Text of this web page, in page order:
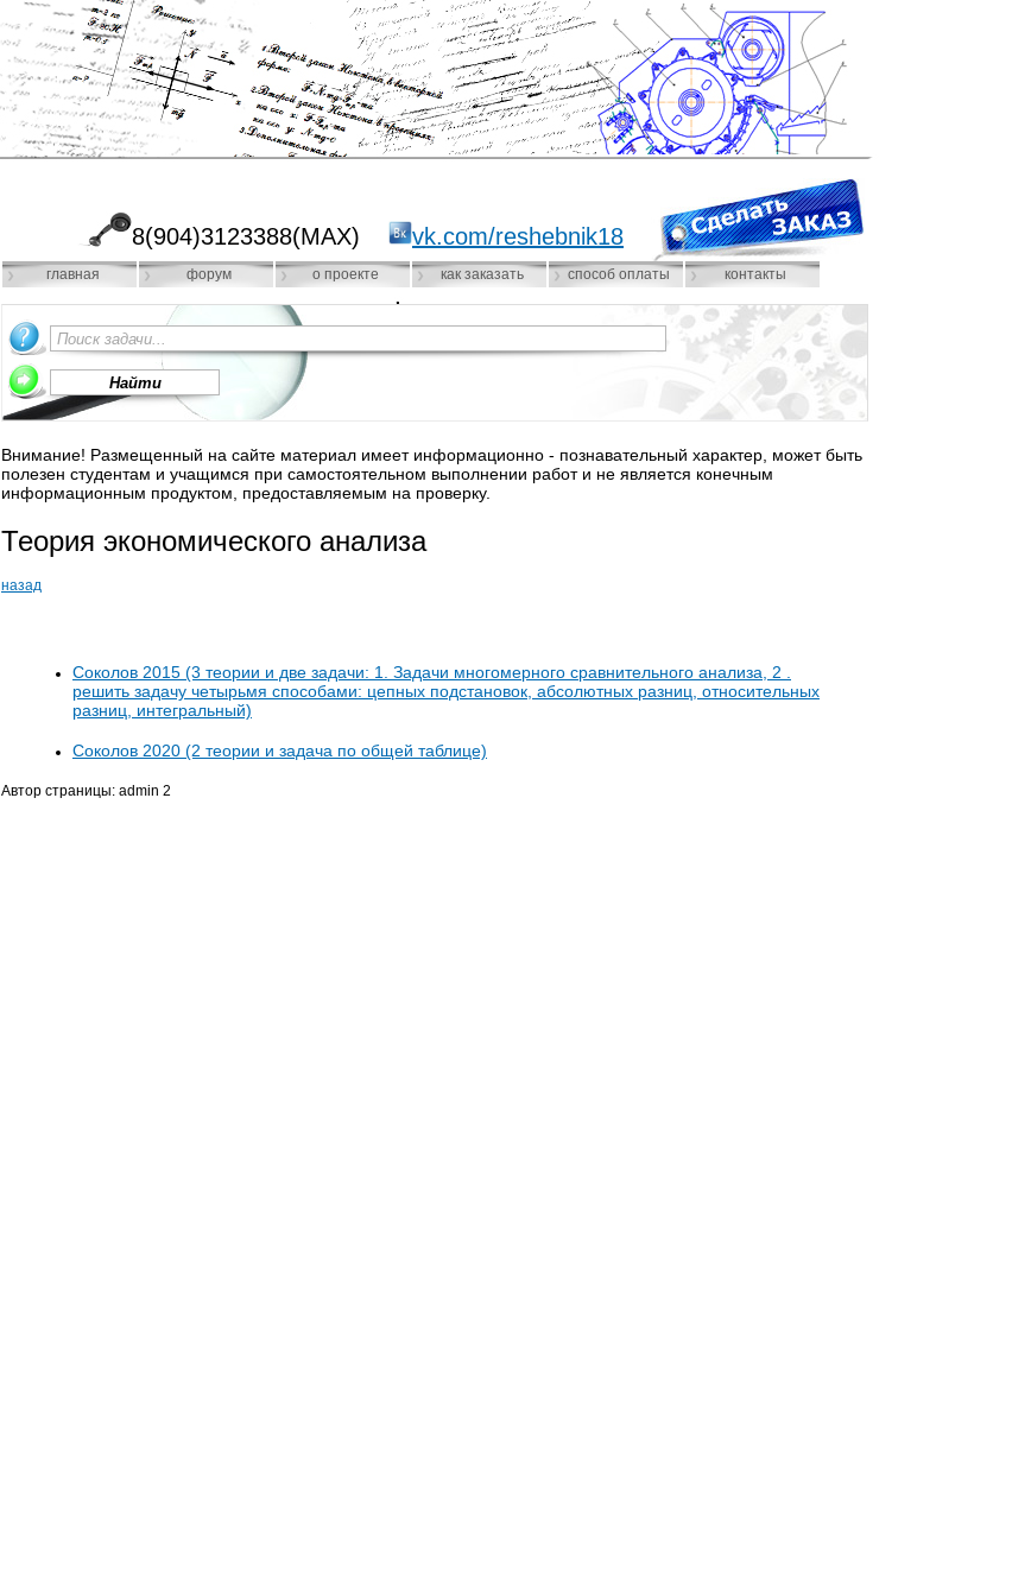
8(904)3123388(MAX) vk.com/reshebnik18
главная форум о проекте как заказать способ оплаты контакты
Внимание! Размещенный на сайте материал имеет информационно - познавательный характер, может быть
полезен студентам и учащимся при самостоятельном выполнении работ и не является конечным
информационным продуктом, предоставляемым на проверку.
Теория экономического анализа
назад
Соколов 2015 (3 теории и две задачи: 1. Задачи многомерного сравнительного анализа, 2 .
решить задачу четырьмя способами: цепных подстановок, абсолютных разниц, относительных
разниц, интегральный)
Соколов 2020 (2 теории и задача по общей таблице)
Автор страницы: admin 2